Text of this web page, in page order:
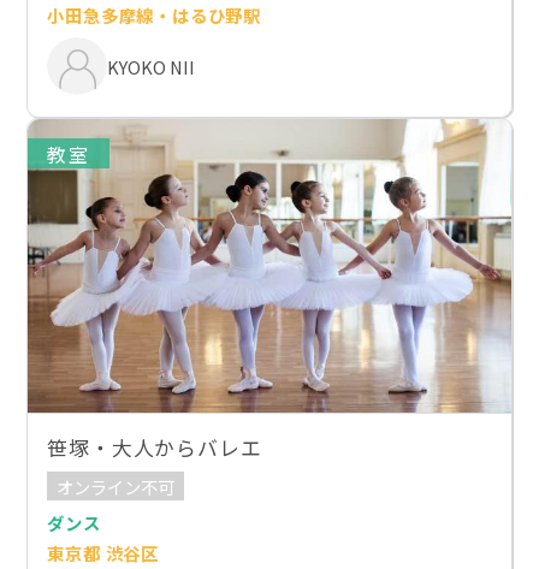
小田急多摩線・はるひ野駅
KYOKO NII
教室
笹塚・大人からバレエ
オンライン不可
ダンス
東京都 渋谷区